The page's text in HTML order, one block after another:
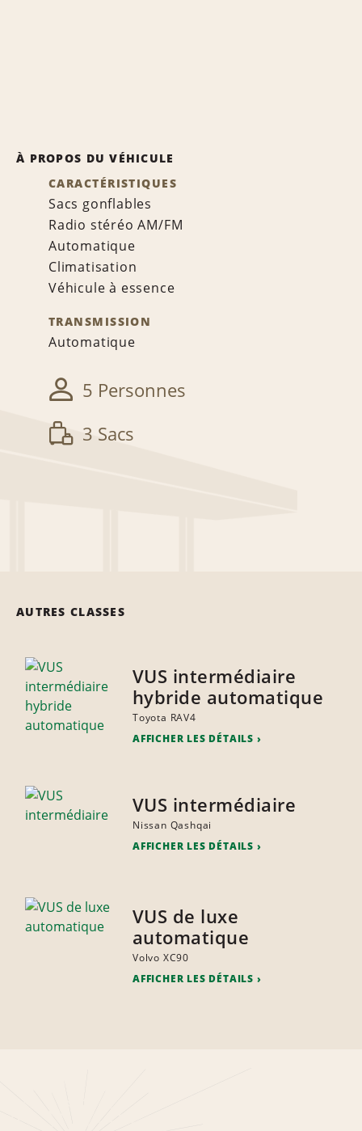
À PROPOS DU VÉHICULE
CARACTÉRISTIQUES
Sacs gonflables
Radio stéréo AM/FM
Automatique
Climatisation
Véhicule à essence
TRANSMISSION
Automatique
5 Personnes
3 Sacs
AUTRES CLASSES
VUS intermédiaire
hybride automatique
Toyota RAV4
AFFICHER LES DÉTAILS
VUS intermédiaire
Nissan Qashqai
AFFICHER LES DÉTAILS
VUS de luxe
automatique
Volvo XC90
AFFICHER LES DÉTAILS